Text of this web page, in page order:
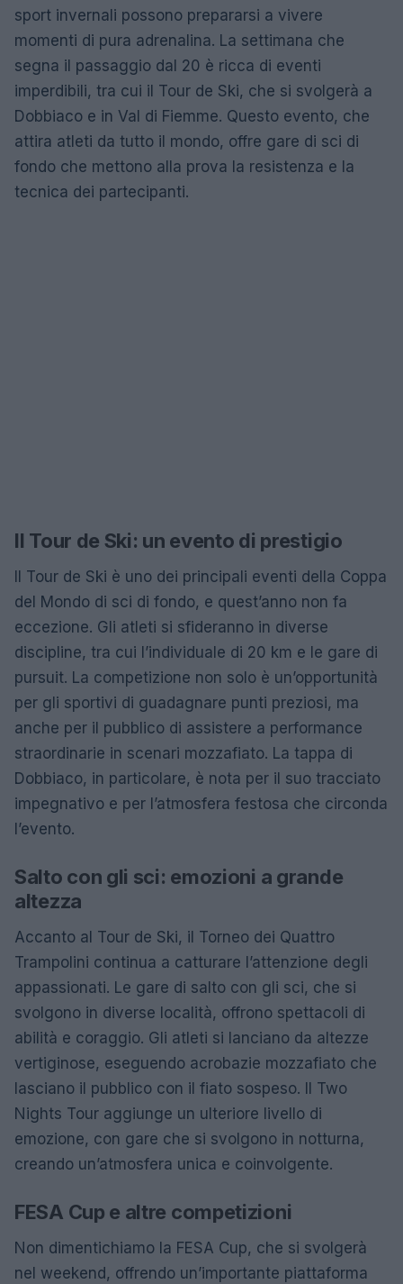
sport invernali possono prepararsi a vivere
momenti di pura adrenalina. La settimana che
segna il passaggio dal 20 è ricca di eventi
imperdibili, tra cui il Tour de Ski, che si svolgerà a
Dobbiaco e in Val di Fiemme. Questo evento, che
attira atleti da tutto il mondo, offre gare di sci di
fondo che mettono alla prova la resistenza e la
tecnica dei partecipanti.
Il Tour de Ski: un evento di prestigio
Il Tour de Ski è uno dei principali eventi della Coppa
del Mondo di sci di fondo, e quest’anno non fa
eccezione. Gli atleti si sfideranno in diverse
discipline, tra cui l’individuale di 20 km e le gare di
pursuit. La competizione non solo è un’opportunità
per gli sportivi di guadagnare punti preziosi, ma
anche per il pubblico di assistere a performance
straordinarie in scenari mozzafiato. La tappa di
Dobbiaco, in particolare, è nota per il suo tracciato
impegnativo e per l’atmosfera festosa che circonda
l’evento.
Salto con gli sci: emozioni a grande
altezza
Accanto al Tour de Ski, il Torneo dei Quattro
Trampolini continua a catturare l’attenzione degli
appassionati. Le gare di salto con gli sci, che si
svolgono in diverse località, offrono spettacoli di
abilità e coraggio. Gli atleti si lanciano da altezze
vertiginose, eseguendo acrobazie mozzafiato che
lasciano il pubblico con il fiato sospeso. Il Two
Nights Tour aggiunge un ulteriore livello di
emozione, con gare che si svolgono in notturna,
creando un’atmosfera unica e coinvolgente.
FESA Cup e altre competizioni
Non dimentichiamo la FESA Cup, che si svolgerà
nel weekend, offrendo un’importante piattaforma